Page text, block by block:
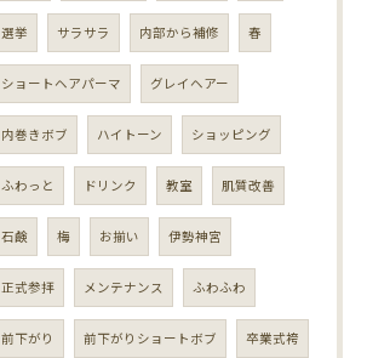
選挙 サラサラ 内部から補修 春
ショートヘアパーマ グレイヘアー
内巻きボブ ハイトーン ショッピング
ふわっと ドリンク 教室 肌質改善
石鹸 梅 お揃い 伊勢神宮
正式参拝 メンテナンス ふわふわ
前下がり 前下がりショートボブ 卒業式袴